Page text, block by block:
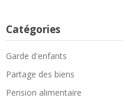
Catégories
Garde d'enfants
Partage des biens
Pension alimentaire